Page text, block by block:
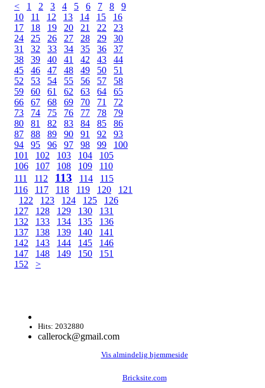
<
1 2 3 4 5 6 7 8
9
10
11 12 13 14 15
16
17
18 19 20 21 22
23
24
25 26 27 28 29
30
31
32 33 34 35 36
37
38
39 40 41 42 43
44
45
46 47 48 49 50
51
52
53 54 55 56 57
58
59
60 61 62 63 64
65
66
67 68 69 70 71
72
73
74 75 76 77 78
79
80
81 82 83 84 85
86
87
88 89 90 91 92
93
94
95 96 97 98 99
100
101
102 103 104
105
106
107 108 109
110
111
112 113 114
115
116
117 118 119 120
121
122
123 124 125
126
127
128 129 130
131
132
133 134 135
136
137
138 139 140
141
142
143 144 145
146
147
148 149 150
151
152
>
Hits: 2032880
callerock@gmail.com
Vis almindelig hjemmeside
Bricksite.com